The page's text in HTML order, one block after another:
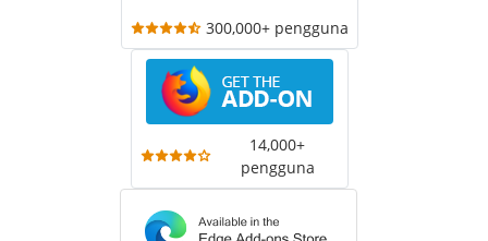
300,000+ pengguna
14,000+
pengguna